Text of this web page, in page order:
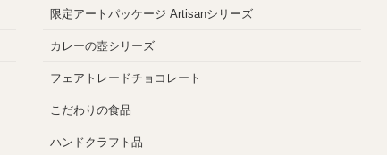
限定アートパッケージ Artisanシリーズ
カレーの壺シリーズ
フェアトレードチョコレート
こだわりの食品
ハンドクラフト品